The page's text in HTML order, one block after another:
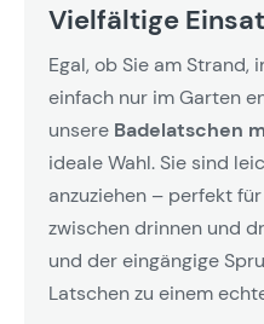
Vielfältige
Egal, ob Sie am
einfach nur im Garten
unsere Badelatschen
ideale Wahl. Sie sind
anzuziehen – perfekt
zwischen drinnen und
und der eingängige
Latschen zu einem